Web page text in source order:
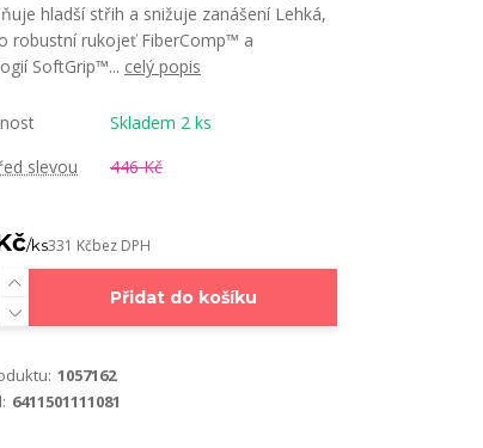
hladší střih a snižuje zanášení Lehká,
robustní rukojeť FiberComp™ a
SoftGrip™... celý popis
Skladem 2 ks
slevou
446 Kč
/ks331 Kčbez DPH
Přidat do košíku
1057162
6411501111081